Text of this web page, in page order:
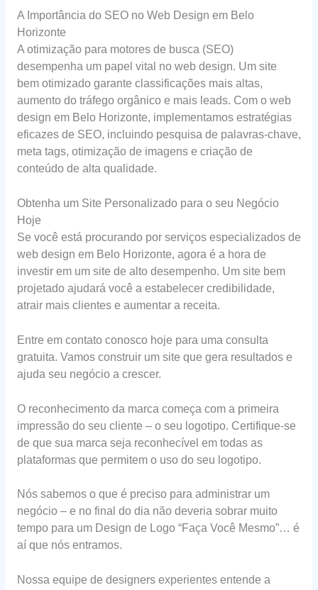
A Importância do SEO no Web Design em Belo
Horizonte
A otimização para motores de busca (SEO)
desempenha um papel vital no web design. Um site
bem otimizado garante classificações mais altas,
aumento do tráfego orgânico e mais leads. Com o web
design em Belo Horizonte, implementamos estratégias
eficazes de SEO, incluindo pesquisa de palavras-chave,
meta tags, otimização de imagens e criação de
conteúdo de alta qualidade.
Obtenha um Site Personalizado para o seu Negócio
Hoje
Se você está procurando por serviços especializados de
web design em Belo Horizonte, agora é a hora de
investir em um site de alto desempenho. Um site bem
projetado ajudará você a estabelecer credibilidade,
atrair mais clientes e aumentar a receita.
Entre em contato conosco hoje para uma consulta
gratuita. Vamos construir um site que gera resultados e
ajuda seu negócio a crescer.
O reconhecimento da marca começa com a primeira
impressão do seu cliente – o seu logotipo. Certifique-se
de que sua marca seja reconhecível em todas as
plataformas que permitem o uso do seu logotipo.
Nós sabemos o que é preciso para administrar um
negócio – e no final do dia não deveria sobrar muito
tempo para um Design de Logo “Faça Você Mesmo”… é
aí que nós entramos.
Nossa equipe de designers experientes entende a